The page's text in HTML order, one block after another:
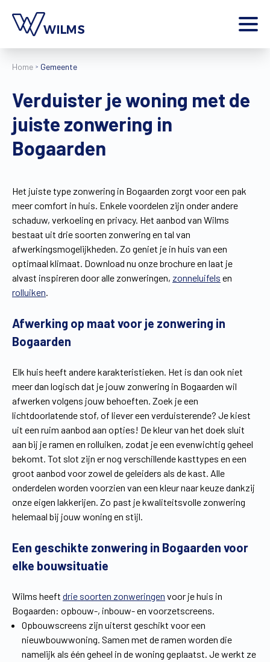
Vind een verdeler Offerte op maat
Home
Producten
Inspiratie
Extra
Jobs
Wilms World
NL
Home Gemeente
Verduister je woning met de
juiste zonwering in
Bogaarden
Het juiste type zonwering in Bogaarden zorgt voor een pak
meer comfort in huis. Enkele voordelen zijn onder andere
schaduw, verkoeling en privacy. Het aanbod van Wilms
bestaat uit drie soorten zonwering en tal van
afwerkingsmogelijkheden. Zo geniet je in huis van een
optimaal klimaat. Download nu onze brochure en laat je
alvast inspireren door alle zonweringen, zonneluifels en
rolluiken.
Afwerking op maat voor je zonwering in
Bogaarden
Elk huis heeft andere karakteristieken. Het is dan ook niet
meer dan logisch dat je jouw zonwering in Bogaarden wil
afwerken volgens jouw behoeften. Zoek je een
lichtdoorlatende stof, of liever een verduisterende? Je kiest
uit een ruim aanbod aan opties! De kleur van het doek sluit
aan bij je ramen en rolluiken, zodat je een evenwichtig geheel
bekomt. Tot slot zijn er nog verschillende kasttypes en een
groot aanbod voor zowel de geleiders als de kast. Alle
onderdelen worden voorzien van een kleur naar keuze dankzij
onze eigen lakkerijen. Zo past je kwaliteitsvolle zonwering
helemaal bij jouw woning en stijl.
Een geschikte zonwering in Bogaarden voor
elke bouwsituatie
Wilms heeft drie soorten zonweringen voor je huis in
Bogaarden: opbouw-, inbouw- en voorzetscreens.
Opbouwscreens zijn uiterst geschikt voor een
nieuwbouwwoning. Samen met de ramen worden die
namelijk als één geheel in de woning geplaatst. Je werkt ze